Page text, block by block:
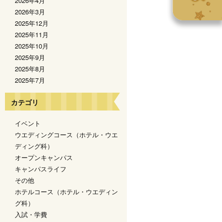
2026年3月
2025年12月
2025年11月
2025年10月
2025年9月
2025年8月
2025年7月
カテゴリ
イベント
ウエディングコース（ホテル・ウエ
ディング科）
オープンキャンパス
キャンパスライフ
その他
ホテルコース（ホテル・ウエディン
グ科）
入試・学費